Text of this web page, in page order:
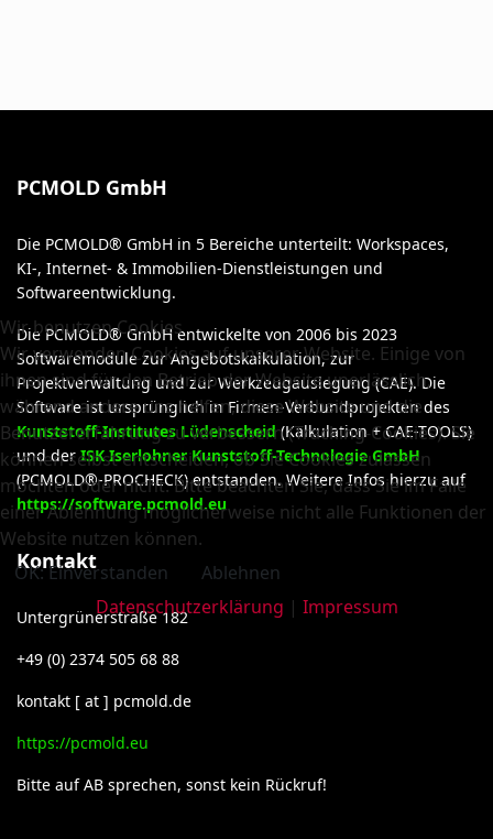
PCMOLD GmbH
Die PCMOLD® GmbH in 5 Bereiche unterteilt: Workspaces,
KI-, Internet- & Immobilien-Dienstleistungen und
Softwareentwicklung.
Die PCMOLD® GmbH entwickelte von 2006 bis 2023
Softwaremodule zur Angebotskalkulation, zur
Projektverwaltung und zur Werkzeugauslegung (CAE). Die
Software ist ursprünglich in Firmen-Verbundprojekten des
Kunststoff-Institutes Lüdenscheid(Kalkulation + CAE-TOOLS)
und derISK Iserlohner Kunststoff-Technologie GmbH
(PCMOLD®-PROCHECK) entstanden. Weitere Infos hierzu auf
https://software.pcmold.eu
Kontakt
Untergrünerstraße 182
+49 (0) 2374 505 68 88
kontakt [ at ] pcmold.de
https://pcmold.eu
Bitte auf AB sprechen, sonst kein Rückruf!
Wir benutzen Cookies
Wir verwenden Cookies auf unserer Website. Einige von
ihnen sind für den Betrieb der Website unerlässlich,
während andere uns helfen, diese Website und die
Benutzererfahrung zu verbessern (Tracking-Cookies). Sie
können selbst entscheiden, ob Sie Cookies zulassen
möchten oder nicht. Bitte beachten Sie, dass Sie im Falle
einer Ablehnung möglicherweise nicht alle Funktionen der
Website nutzen können.
OK: Einverstanden
Ablehnen
Datenschutzerklärung | Impressum